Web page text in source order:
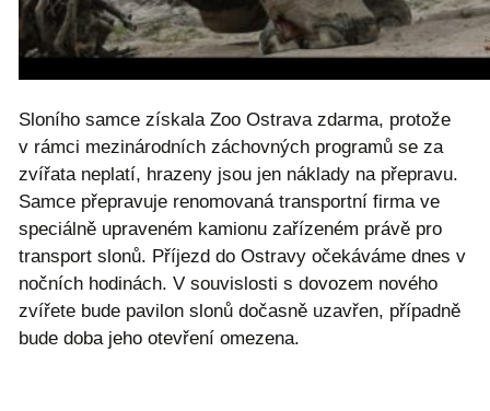
Sloního samce získala Zoo Ostrava zdarma, protože
v rámci mezinárodních záchovných programů se za
zvířata neplatí, hrazeny jsou jen náklady na přepravu.
Samce přepravuje renomovaná transportní firma ve
speciálně upraveném kamionu zařízeném právě pro
transport slonů. Příjezd do Ostravy očekáváme dnes v
nočních hodinách. V souvislosti s dovozem nového
zvířete bude pavilon slonů dočasně uzavřen, případně
bude doba jeho otevření omezena.